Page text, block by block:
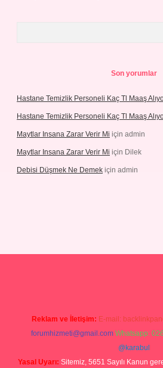
Son yorumlar
Hastane Temizlik Personeli Kaç Tl Maaş
Hastane Temizlik Personeli Kaç Tl Maaş
Maytlar Insana Zarar Verir Mi için admin
Maytlar Insana Zarar Verir Mi için Dilek
Debisi Düşmek Ne Demek için admin
Reklam ve İletişim: E-mail:
forumhizmeti@gmail.com Whatsapp:
@karabul
Yasal Uyarı: Sitemiz, 5651 Sayılı Kanun